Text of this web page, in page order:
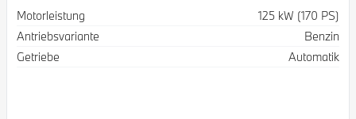
Spezifikation
Motorleistung
125 kW (170 PS)
Antriebsvariante
Benzin
Getriebe
Automatik